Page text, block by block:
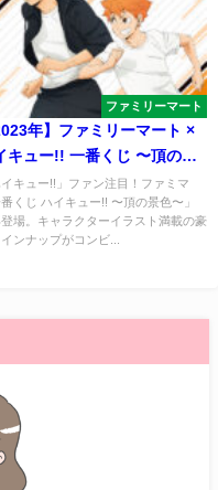
ファミリーマート
年】ファミリーマート ×
キュー!! 一番くじ 〜頂の景
が再び！新グッズラインナ
と発売情報
イキュー!!」ファン注目！ファミマ
番くじ ハイキュー!! 〜頂の景色〜」
場。キャラクターイラスト満載の豪
ンナップがコンビ...